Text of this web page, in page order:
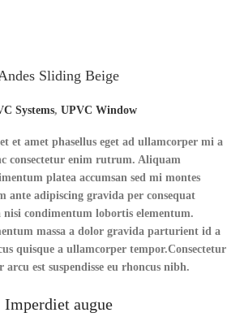
Sliding Beige
Systems, UPVC Window
et amet phasellus eget ad ullamcorper mi a
consectetur enim rutrum. Aliquam
platea accumsan sed mi montes
ante adipiscing gravida per consequat
condimentum lobortis elementum.
massa a dolor gravida parturient id a
quisque a ullamcorper tempor.Consectetur
arcu est suspendisse eu rhoncus nibh.
Imperdiet augue